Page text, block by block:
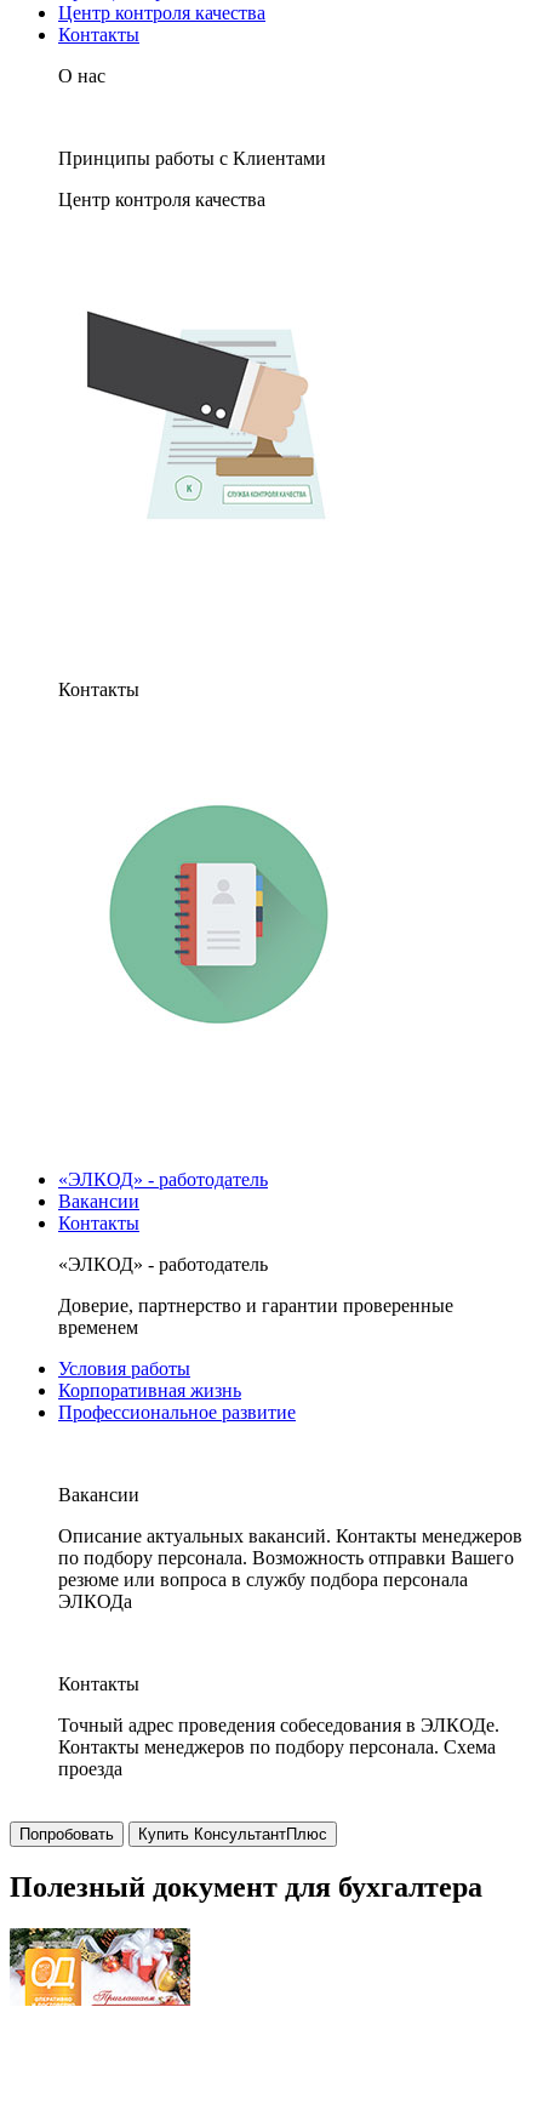
Центр контроля качества
Контакты
О нас
Принципы работы с Клиентами
Центр контроля качества
Контакты
«ЭЛКОД» - работодатель
Вакансии
Контакты
«ЭЛКОД» - работодатель
Доверие, партнерство и гарантии проверенные
временем
Условия работы
Корпоративная жизнь
Профессиональное развитие
Вакансии
Описание актуальных вакансий. Контакты менеджеров
по подбору персонала. Возможность отправки Вашего
резюме или вопроса в службу подбора персонала
ЭЛКОДа
Контакты
Точный адрес проведения собеседования в ЭЛКОДе.
Контакты менеджеров по подбору персонала. Схема
проезда
Попробовать Купить КонсультантПлюс
Полезный документ для бухгалтера